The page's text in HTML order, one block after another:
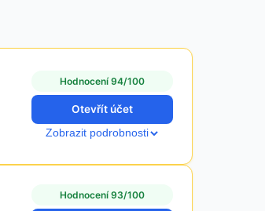
Hodnocení 94/100
Otevřít účet
Zobrazit podrobnosti
Hodnocení 93/100